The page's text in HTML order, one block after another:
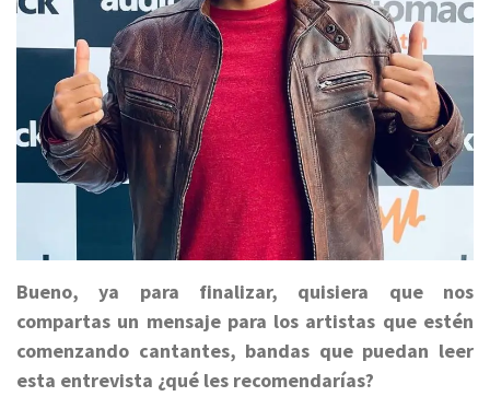
Bueno, ya para finalizar, quisiera que nos
compartas un mensaje para los artistas que estén
comenzando cantantes, bandas que puedan leer
esta entrevista ¿qué les recomendarías?